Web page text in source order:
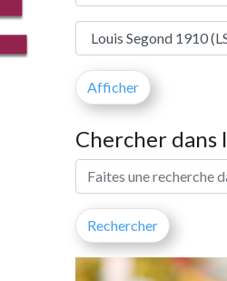
Chercher dans